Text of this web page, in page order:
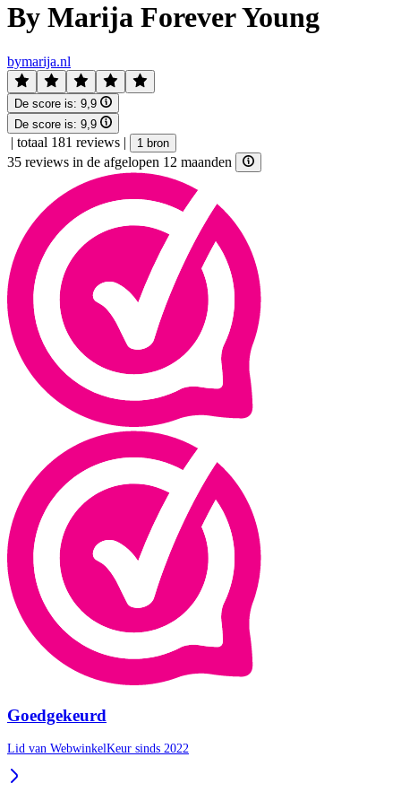
By Marija Forever Young
bymarija.nl
De score is: 9,9
De score is: 9,9
| totaal 181 reviews | 1 bron
35 reviews in de afgelopen 12 maanden
Goedgekeurd
Lid van WebwinkelKeur sinds 2022